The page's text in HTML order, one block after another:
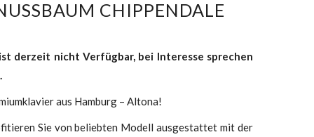
CHIPPENDALE
derzeit nicht Verfügbar, bei Interesse sprechen
aus Hamburg – Altona!
Sie von beliebten Modell ausgestattet mit der